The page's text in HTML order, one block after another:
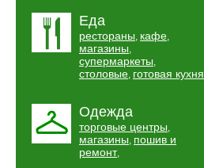
Еда
рестораны, кафе,
магазины,
супермаркеты,
столовые, готовая кухня
Одежда
торговые центры,
магазины, пошив и
ремонт,